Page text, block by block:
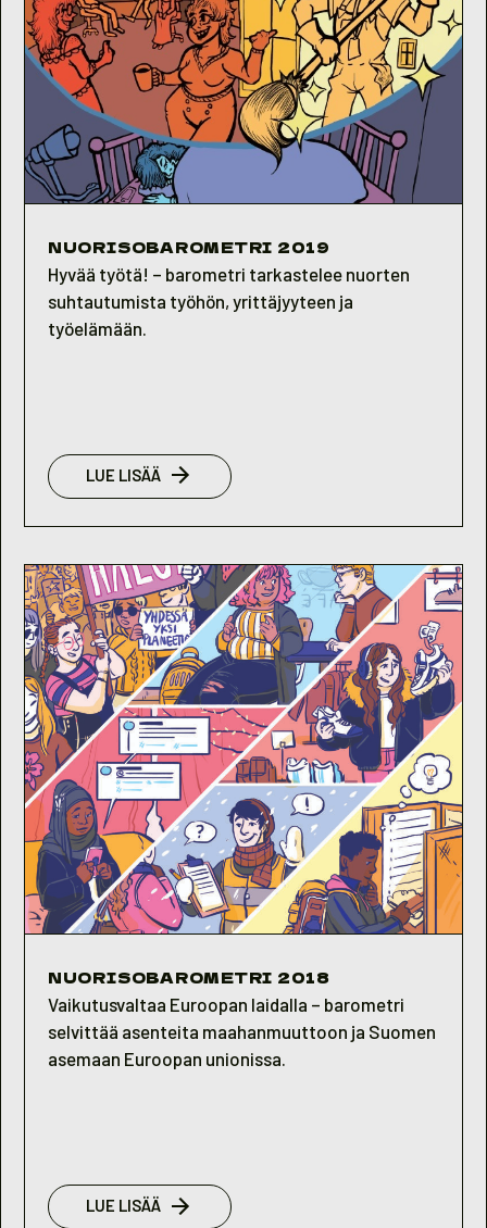
NUORISOBAROMETRI 2019
Hyvää työtä! – barometri tarkastelee nuorten
suhtautumista työhön, yrittäjyyteen ja
työelämään.
LUE LISÄÄ:
NUORISOBAROMETRI
NUORISOBAROMETRI 2018
Vaikutusvaltaa Euroopan laidalla – barometri
selvittää asenteita maahanmuuttoon ja Suomen
asemaan Euroopan unionissa.
LUE LISÄÄ: